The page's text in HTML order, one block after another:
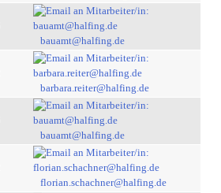
bauamt@halfing.de
barbara.reiter@halfing.de
bauamt@halfing.de
florian.schachner@halfing.de